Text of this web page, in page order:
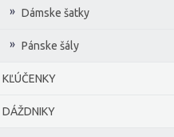
Dámske šatky
Pánske šály
KĽÚČENKY
DÁŽDNIKY